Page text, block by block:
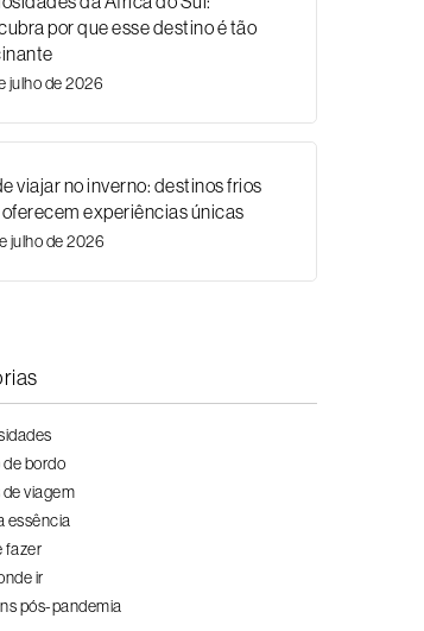
por que esse destino é tão
julho de 2026
viajar no inverno: destinos frios
experiências únicas
julho de 2026
de bordo
viagem
essência
fazer
ir
pós-pandemia